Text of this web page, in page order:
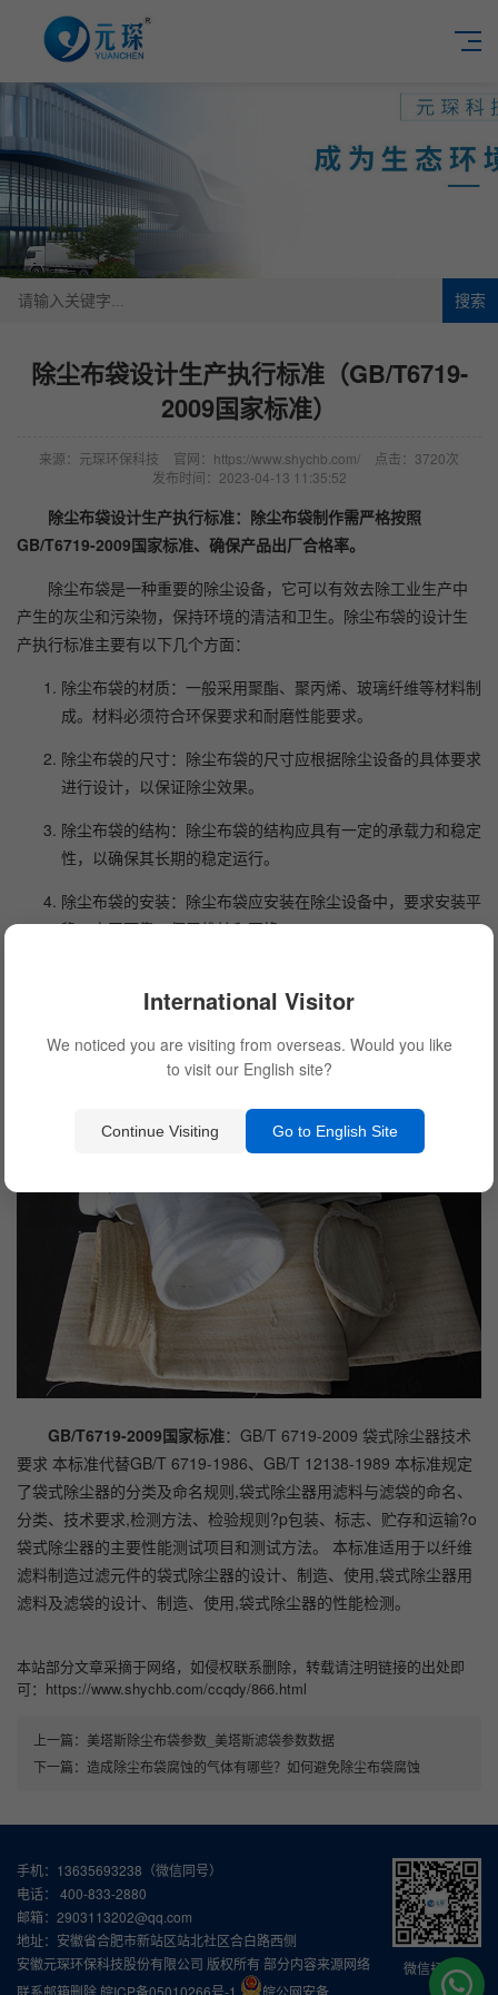
搜索
除尘布袋设计生产执行标准（GB/T6719-
2009国家标准）
来源：元琛环保科技 官网：https://www.shychb.com/
点击：3720次
发布时间：2023-04-13 11:35:52
除尘布袋设计生产执行标准：除尘布袋制作需严格按照
GB/T6719-2009国家标准、确保产品出厂合格率。
除尘布袋是一种重要的除尘设备，它可以有效去除工业生产中
产生的灰尘和污染物，保持环境的清洁和卫生。除尘布袋的设计生
产执行标准主要有以下几个方面：
除尘布袋的材质：一般采用聚酯、聚丙烯、玻璃纤维等材料制
成。材料必须符合环保要求和耐磨性能要求。
除尘布袋的尺寸：除尘布袋的尺寸应根据除尘设备的具体要求
进行设计，以保证除尘效果。
除尘布袋的结构：除尘布袋的结构应具有一定的承载力和稳定
性，以确保其长期的稳定运行。
除尘布袋的安装：除尘布袋应安装在除尘设备中，要求安装平
稳，牢固可靠，便于维护和更换。
必须定期清洗或更换。维护保养应按照除尘布袋的相关要求进
GB/T6719-2009国家标准：GB/T 6719-2009 袋式除尘器技术
要求 本标准代替GB/T 6719-1986、GB/T 12138-1989 本标准规定
了袋式除尘器的分类及命名规则,袋式除尘器用滤料与滤袋的命名、
分类、技术要求,检测方法、检验规则?p包装、标志、贮存和运输?o
袋式除尘器的主要性能测试项目和测试方法。 本标准适用于以纤维
滤料制造过滤元件的袋式除尘器的设计、制造、使用,袋式除尘器用
滤料及滤袋的设计、制造、使用,袋式除尘器的性能检测。
本站部分文章采摘于网络，如侵权联系删除，转载请注明链接的出处即
可：https://www.shychb.com/ccqdy/866.html
上一篇： 美塔斯除尘布袋参数_美塔斯滤袋参数数据
下一篇： 造成除尘布袋腐蚀的气体有哪些？如何避免除尘布袋腐蚀
微信扫一扫
手机：13635693238（微信同号）
电话： 400-833-2880
邮箱：2903113202@qq.com
地址：安徽省合肥市新站区站北社区合白路西侧
安徽元琛环保科技股份有限公司 版权所有 部分内容来源网络
International Visitor
We noticed you are visiting from overseas. Would you like
to visit our English site?
Continue Visiting Go to English Site